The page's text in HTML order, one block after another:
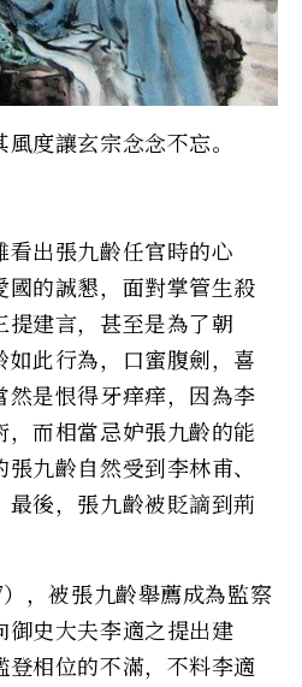
度讓玄宗念念不忘。
出張九齡任官時的心
的誠懇，面對掌管生殺
建言，甚至是為了朝
此行為，口蜜腹劍，喜
是恨得牙痒痒，因為李
而相當忌妒張九齡的能
九齡自然受到李林甫、
後，張九齡被貶謫到荊
，被張九齡舉薦成為監察
御史大夫李適之提出建
相位的不滿，不料李適